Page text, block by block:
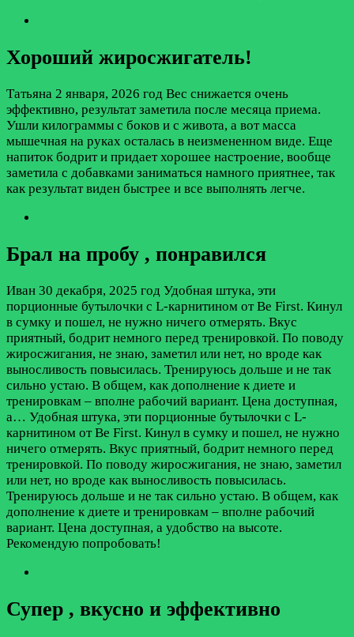
Хороший жиросжигатель!
Татьяна 2 января, 2026 год Вес снижается очень
эффективно, результат заметила после месяца приема.
Ушли килограммы с боков и с живота, а вот масса
мышечная на руках осталась в неизмененном виде. Еще
напиток бодрит и придает хорошее настроение, вообще
заметила с добавками заниматься намного приятнее, так
как результат виден быстрее и все выполнять легче.
Брал на пробу , понравился
Иван 30 декабря, 2025 год Удобная штука, эти
порционные бутылочки с L-карнитином от Be First. Кинул
в сумку и пошел, не нужно ничего отмерять. Вкус
приятный, бодрит немного перед тренировкой. По поводу
жиросжигания, не знаю, заметил или нет, но вроде как
выносливость повысилась. Тренируюсь дольше и не так
сильно устаю. В общем, как дополнение к диете и
тренировкам – вполне рабочий вариант. Цена доступная,
а… Удобная штука, эти порционные бутылочки с L-
карнитином от Be First. Кинул в сумку и пошел, не нужно
ничего отмерять. Вкус приятный, бодрит немного перед
тренировкой. По поводу жиросжигания, не знаю, заметил
или нет, но вроде как выносливость повысилась.
Тренируюсь дольше и не так сильно устаю. В общем, как
дополнение к диете и тренировкам – вполне рабочий
вариант. Цена доступная, а удобство на высоте.
Рекомендую попробовать!
Супер , вкусно и эффективно